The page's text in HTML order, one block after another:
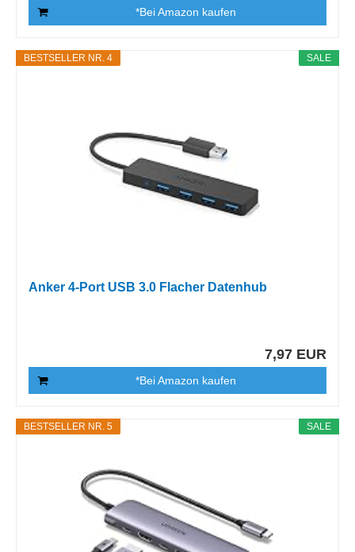
*Bei Amazon kaufen
SALE
BESTSELLER NR. 4
Anker 4-Port USB 3.0 Flacher Datenhub
7,97 EUR
*Bei Amazon kaufen
SALE
BESTSELLER NR. 5